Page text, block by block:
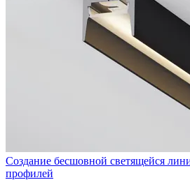
Создание бесшовной светящейся
профилей